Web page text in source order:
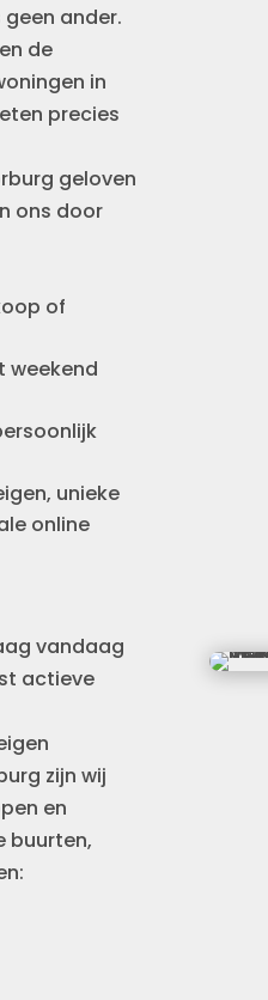
ander.
en de
in
precies
geloven
ons door
of
weekend
unieke
online
vandaag
actieve
zijn wij
en
buurten,